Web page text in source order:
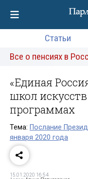
Статьи
Все о пенсиях в
«Единая
школ
программах
Тема: Послание
января 2020 года
15.01.2020 16:54